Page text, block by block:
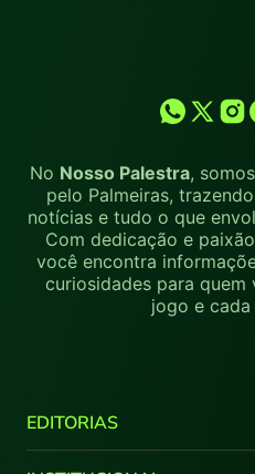
No Nosso Palestra,
pelo Palmeiras,
notícias e tudo o que
Com dedicação e
você encontra
curiosidades para quem
jogo e
EDITORIAS
Últimas Notícias